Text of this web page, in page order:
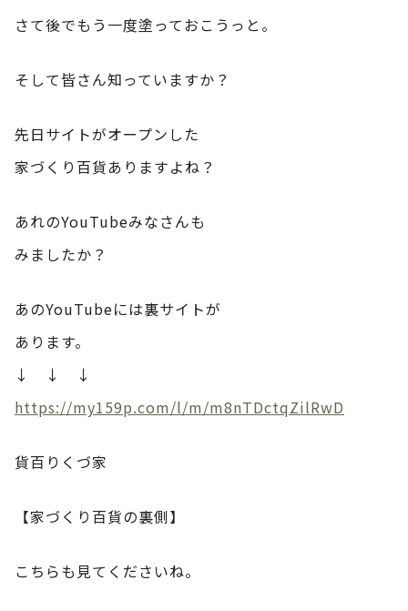
さて後でもう一度塗っておこうっと。
そして皆さん知っていますか？
先日サイトがオープンした
家づくり百貨ありますよね？
あれのYouTubeみなさんも
みましたか？
あのYouTubeには裏サイトが
あります。
↓ ↓ ↓
https://my159p.com/l/m/m8nTDctqZilRwD
貨百りくづ家
【家づくり百貨の裏側】
こちらも見てくださいね。